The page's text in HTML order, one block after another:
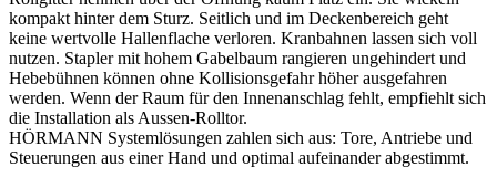
kompakt hinter dem Sturz. Seitlich und im Deckenbereich geht
keine wertvolle Hallenflache verloren. Kranbahnen lassen sich voll
nutzen. Stapler mit hohem Gabelbaum rangieren ungehindert und
Hebebühnen können ohne Kollisionsgefahr höher ausgefahren
werden. Wenn der Raum für den Innenanschlag fehlt, empfiehlt sich
die Installation als Aussen-Rolltor.
HÖRMANN Systemlösungen zahlen sich aus: Tore, Antriebe und
Steuerungen aus einer Hand und optimal aufeinander abgestimmt.